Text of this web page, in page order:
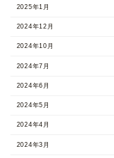
2025年1月
2024年12月
2024年10月
2024年7月
2024年6月
2024年5月
2024年4月
2024年3月